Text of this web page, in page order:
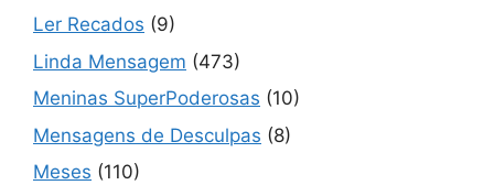
Ler Recados (9)
Linda Mensagem (473)
Meninas SuperPoderosas (10)
Mensagens de Desculpas (8)
Meses (110)